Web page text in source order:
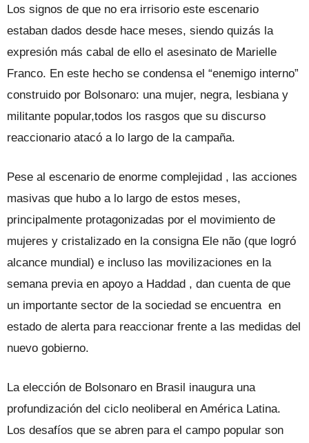
Los signos de que no era irrisorio este escenario
estaban dados desde hace meses, siendo quizás la
expresión más cabal de ello el asesinato de Marielle
Franco. En este hecho se condensa el “enemigo interno”
construido por Bolsonaro: una mujer, negra, lesbiana y
militante popular,todos los rasgos que su discurso
reaccionario atacó a lo largo de la campaña.
Pese al escenario de enorme complejidad , las acciones
masivas que hubo a lo largo de estos meses,
principalmente protagonizadas por el movimiento de
mujeres y cristalizado en la consigna Ele não (que logró
alcance mundial) e incluso las movilizaciones en la
semana previa en apoyo a Haddad , dan cuenta de que
un importante sector de la sociedad se encuentra en
estado de alerta para reaccionar frente a las medidas del
nuevo gobierno.
La elección de Bolsonaro en Brasil inaugura una
profundización del ciclo neoliberal en América Latina.
Los desafíos que se abren para el campo popular son